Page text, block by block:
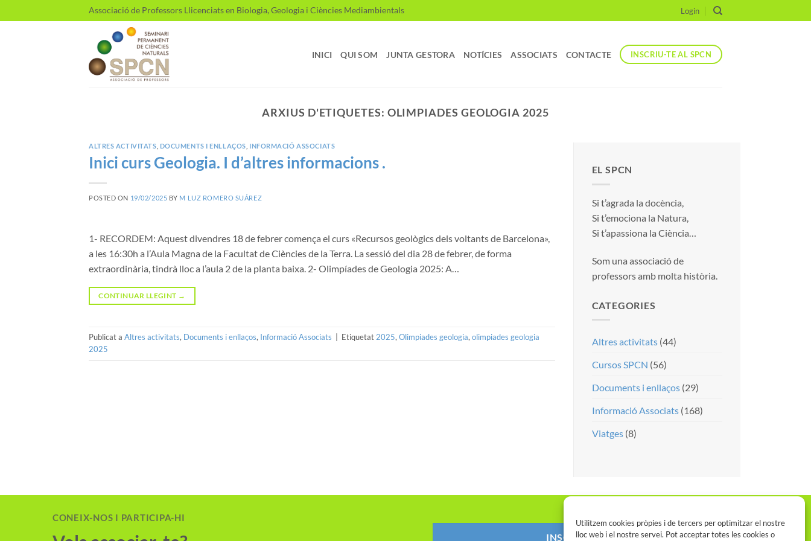
Utilitzem cookies pròpies i de tercers per optimitzar el nostre
lloc web i el nostre servei. Pot acceptar totes les cookies o
to
Associació de Professors Llicenciats en Biologia, Geologia i Ciències Mediambientals Login
INICI QUI SOM JUNTA GESTORA NOTÍCIES ASSOCIATS CONTACTE INSCRIU-TE AL SPCN
ARXIUS D'ETIQUETES: OLIMPIADES GEOLOGIA 2025
ALTRES ACTIVITATS DOCUMENTS I ENLLAÇOS INFORMACIÓ ASSOCIATS
Inici curs Geologia. I d’altres informacions .
POSTED ON 19/02/2025 BY M LUZ ROMERO SUÁREZ
1- RECORDEM: Aquest divendres 18 de febrer comença el curs «Recursos geològics dels voltants de Barcelona»,
a les 16:30h a l’Aula Magna de la Facultat de Ciències de la Terra. La sessió del dia 28 de febrer, de forma
extraordinària, tindrà lloc a l’aula 2 de la planta baixa. 2- Olimpíades de Geologia 2025: A…
CONTINUAR LLEGINT →
Publicat a Altres activitats, Documents i enllaços, Informació Associats Etiquetat 2025, Olimpiades geologia, olimpiades geologia
2025
EL SPCN
Si t’agrada la docència,
Si t’emociona la Natura,
Si t’apassiona la Ciència…
Som una associació de
professors amb molta història.
CATEGORIES
Altres activitats(44)
Cursos SPCN (56)
Documents i enllaços(29)
Informació Associats(168)
Viatges(8)
CONEIX-NOS I PARTICIPA-HI
INSCRIU-TE AL SPCN